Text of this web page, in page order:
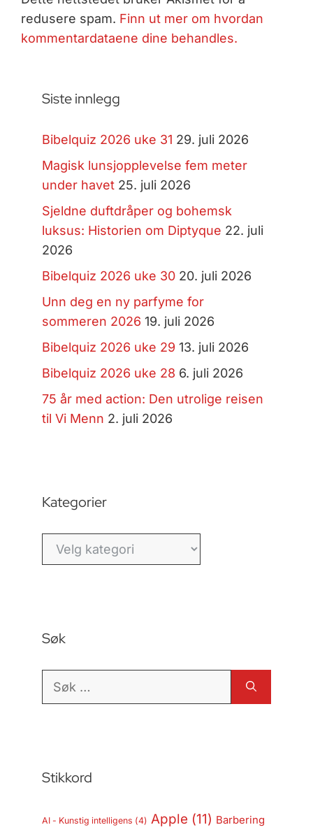
redusere spam. Finn ut mer om hvordan
kommentardataene dine behandles.
Siste innlegg
Bibelquiz 2026 uke 31 29. juli 2026
Magisk lunsjopplevelse fem meter
under havet 25. juli 2026
Sjeldne duftdråper og bohemsk
luksus: Historien om Diptyque 22. juli
2026
Bibelquiz 2026 uke 30 20. juli 2026
Unn deg en ny parfyme for
sommeren 2026 19. juli 2026
Bibelquiz 2026 uke 29 13. juli 2026
Bibelquiz 2026 uke 28 6. juli 2026
75 år med action: Den utrolige reisen
til Vi Menn 2. juli 2026
Kategorier
Kategorier
Søk
Søk
Stikkord
AI - Kunstig intelligens (4) Apple (11) Barbering